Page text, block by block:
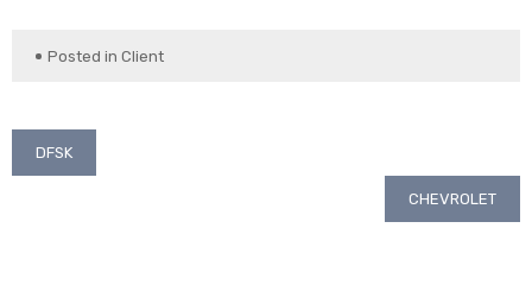
Posted in Client
Navegación
DFSK
CHEVROLET